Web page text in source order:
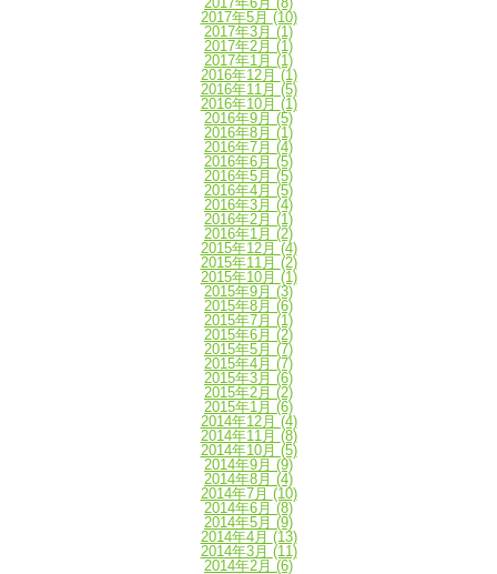
2017年5月 (10)
2017年3月 (1)
2017年2月 (1)
2017年1月 (1)
2016年12月 (1)
2016年11月 (5)
2016年10月 (1)
2016年9月 (5)
2016年8月 (1)
2016年7月 (4)
2016年6月 (5)
2016年5月 (5)
2016年4月 (5)
2016年3月 (4)
2016年2月 (1)
2016年1月 (2)
2015年12月 (4)
2015年11月 (2)
2015年10月 (1)
2015年9月 (3)
2015年8月 (6)
2015年7月 (1)
2015年6月 (2)
2015年5月 (7)
2015年4月 (7)
2015年3月 (6)
2015年2月 (2)
2015年1月 (6)
2014年12月 (4)
2014年11月 (8)
2014年10月 (5)
2014年9月 (9)
2014年8月 (4)
2014年7月 (10)
2014年6月 (8)
2014年5月 (9)
2014年4月 (13)
2014年3月 (11)
2014年2月 (6)